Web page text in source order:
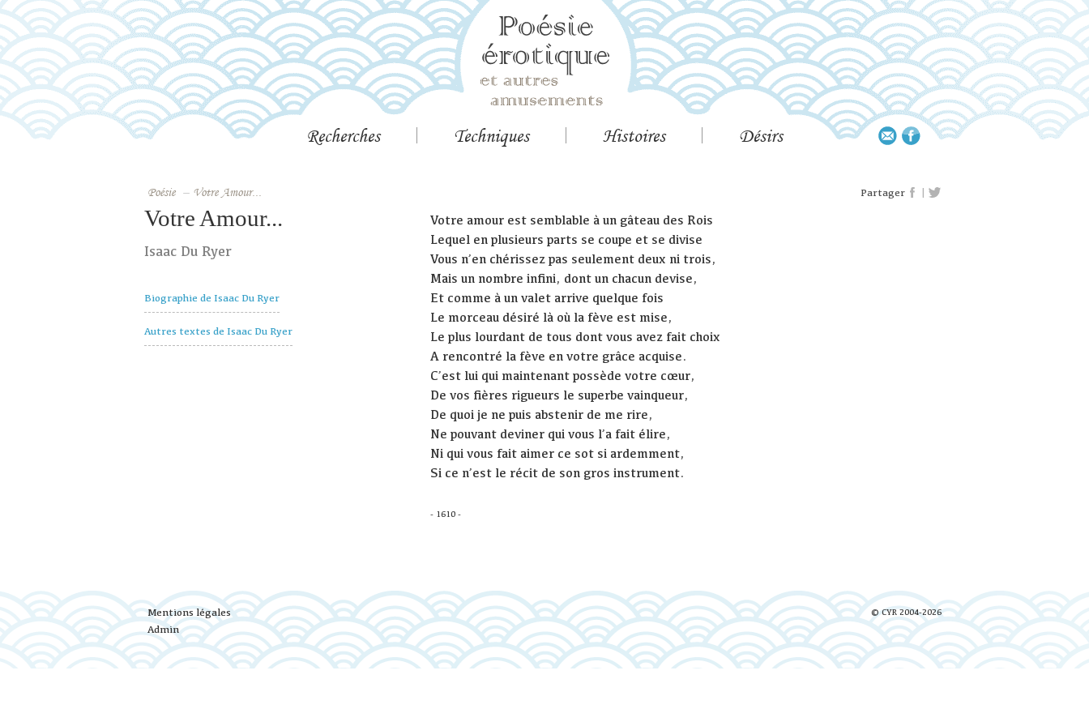
Recherches Techniques Histoires Désirs
Poésie – Votre Amour... Partager |
Votre Amour...
Isaac Du Ryer
Biographie de Isaac Du Ryer
Autres textes de Isaac Du Ryer
Votre amour est semblable à un gâteau des Rois
Lequel en plusieurs parts se coupe et se divise
Vous n’en chérissez pas seulement deux ni trois,
Mais un nombre infini, dont un chacun devise,
Et comme à un valet arrive quelque fois
Le morceau désiré là où la fève est mise,
Le plus lourdant de tous dont vous avez fait choix
A rencontré la fève en votre grâce acquise.
C’est lui qui maintenant possède votre cœur,
De vos fières rigueurs le superbe vainqueur,
De quoi je ne puis abstenir de me rire,
Ne pouvant deviner qui vous l’a fait élire,
Ni qui vous fait aimer ce sot si ardemment,
Si ce n’est le récit de son gros instrument.
- 1610 -
© CYR 2004-2026
Mentions légales
Admin